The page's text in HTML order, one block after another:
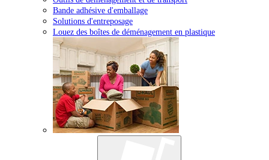
Bande adhésive d'emballage
Solutions d'entreposage
Louez des boîtes de déménagement en plastique